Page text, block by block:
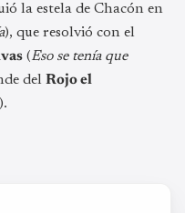
la estela de Chacón en
), que resolvió con el
(Eso se tenía que
del Rojo el
).